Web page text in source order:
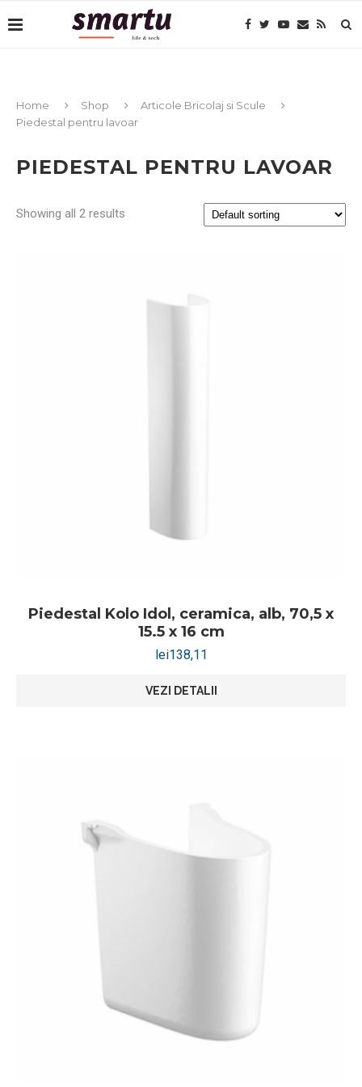
Home Shop
Articole Bricolaj si Scule
Piedestal pentru lavoar
PIEDESTAL PENTRU LAVOAR
Showing all 2 results
Piedestal Kolo Idol, ceramica, alb, 70,5 x
15.5 x 16 cm
lei138,11
VEZI DETALII